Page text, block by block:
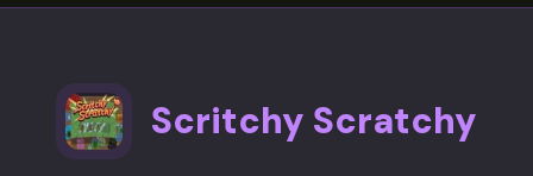
Scritchy Scratchy